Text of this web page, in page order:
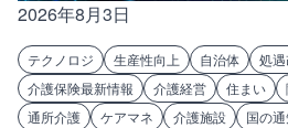
2026年8月3日
テクノロジ 生産性向上 自治体 処
介護保険最新情報
介護経営 住まい
通所介護
ケアマネ 介護施設 国の